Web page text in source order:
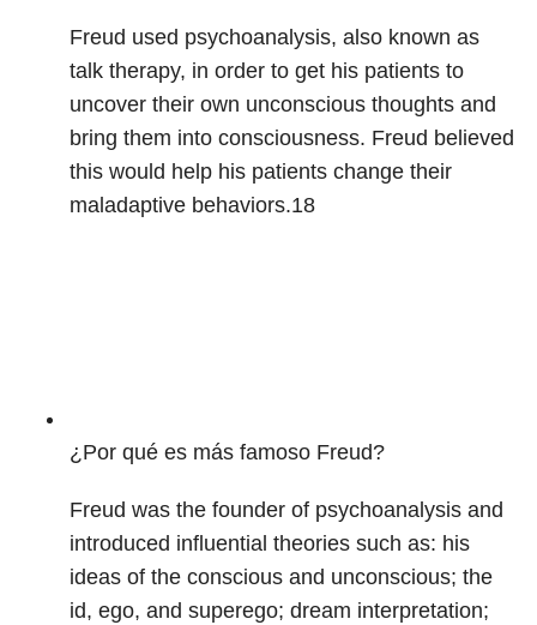
Freud used psychoanalysis, also known as
talk therapy, in order to get his patients to
uncover their own unconscious thoughts and
bring them into consciousness. Freud believed
this would help his patients change their
maladaptive behaviors.18
¿Por qué es más famoso Freud?
Freud was the founder of psychoanalysis and
introduced influential theories such as: his
ideas of the conscious and unconscious; the
id, ego, and superego; dream interpretation;